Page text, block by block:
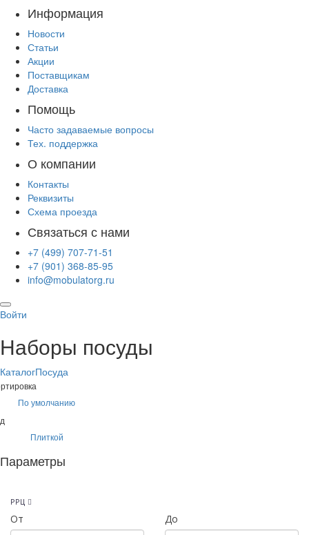
Информация
Новости
Статьи
Акции
Поставщикам
Доставка
Помощь
Часто задаваемые вопросы
Тех. поддержка
О компании
Контакты
Реквизиты
Схема проезда
Связаться с нами
+7 (499) 707-71-51
+7 (901) 368-85-95
info@mobulatorg.ru
Войти
Наборы посуды
КаталогПосуда
По умолчанию
Плиткой
Параметры
РРЦ
От До